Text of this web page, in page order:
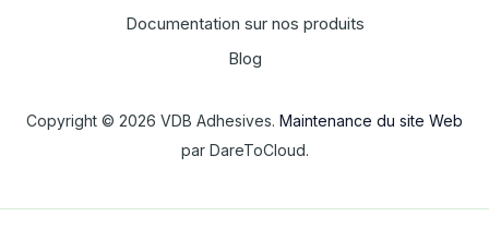
Documentation sur nos produits
Blog
Copyright © 2026 VDB Adhesives. Maintenance du site Web
par DareToCloud.